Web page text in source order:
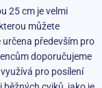
25 cm je velmi
můžete
především pro
doporučujeme
pro posílení